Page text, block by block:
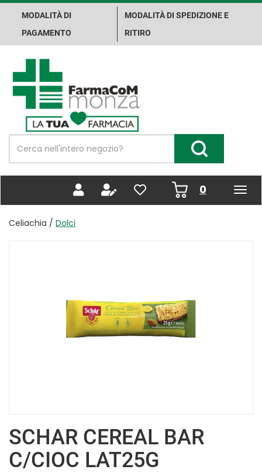
Passa
contenuto
MODALITÀ DI
PAGAMENTO
MODALITÀ DI SPEDIZIONE E
RITIRO
Farma.Co.M.
Spa
Prodotto
Cerca Prodotto
0 prodotti
inseriti
Celiachia / Dolci
SCHAR CEREAL BAR
C/CIOC LAT25G